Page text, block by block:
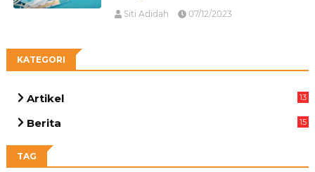
Siti Adidah 07/12/2023
KATEGORI
Artikel
13
Berita
15
TAG